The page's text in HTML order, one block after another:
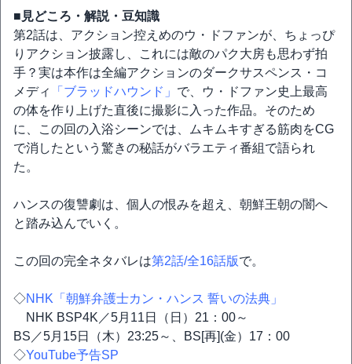
■見どころ・解説・豆知識
第2話は、アクション控えめのウ・ドファンが、ちょっぴ
りアクション披露し、これには敵のパク大房も思わず拍
手？実は本作は全編アクションのダークサスペンス・コ
メディ
「ブラッドハウンド」 で、ウ・ドファン史上最高
の体を作り上げた直後に撮影に入った作品。そのため
に、この回の入浴シーンでは、ムキムキすぎる筋肉をCG
で消したという驚きの秘話がバラエティ番組で語られ
た。
ハンスの復讐劇は、個人の恨みを超え、朝鮮王朝の闇へ
と踏み込んでいく。
この回の完全ネタバレは第2話/全16話版で。
◇NHK「朝鮮弁護士カン・ハンス 誓いの法典」
NHK BSP4K／5月11日（日）21：00～
BS／5月15日（木）23:25～、BS[再](金）17：00
◇YouTube予告SP